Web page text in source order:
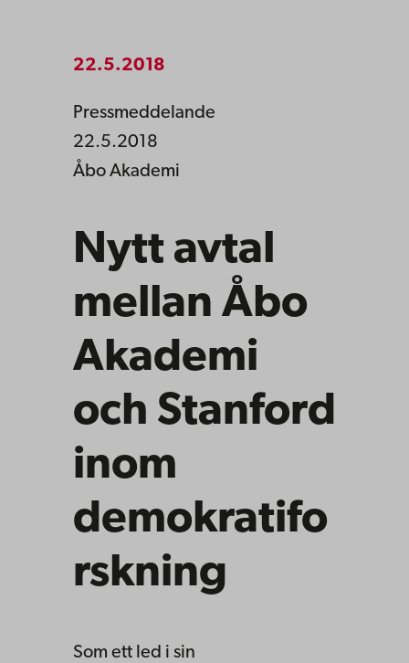
22.5.2018
Pressmeddelande
22.5.2018
Åbo Akademi
Nytt avtal
mellan Åbo
Akademi
och Stanford
inom
demokratifo
rskning
Som ett led i sin